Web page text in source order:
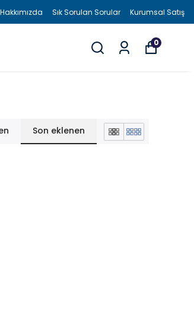
Hakkımızda Sık Sorulan Sorular Kurumsal Satış
0
Son eklenen